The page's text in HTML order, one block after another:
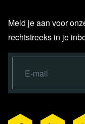
Meld je aan voor
rechtstreeks in je